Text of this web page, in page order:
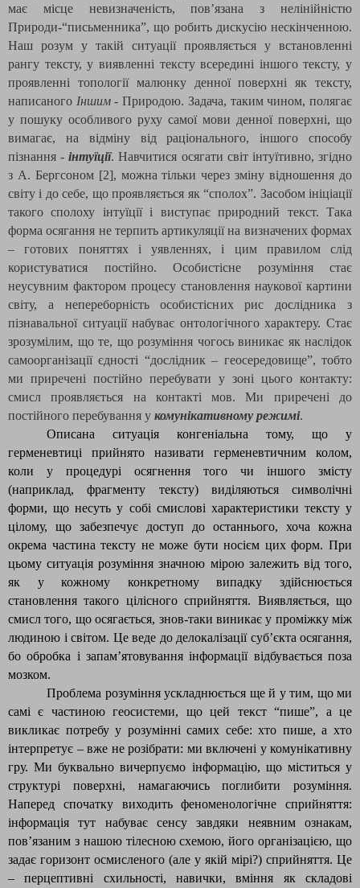
має місце невизначеність, пов’язана з нелінійністю
Природи-“письменника”, що робить дискусію нескінченною.
Наш розум у такій ситуації проявляється у встановленні
рангу тексту, у виявленні тексту всередині іншого тексту, у
проявленні топології малюнку денної поверхні як тексту,
написаного Іншим- Природою. Задача, таким чином, полягає
у пошуку особливого руху самої мови денної поверхні, що
вимагає, на відміну від раціонального, іншого способу
пізнання -інтуїції. Навчитися осягати світ інтуїтивно, згідно
з А. Бергсоном [2], можна тільки через зміну відношення до
світу і до себе, що проявляється як “сполох”. Засобом ініціації
такого сполоху інтуїції і виступає природний текст. Така
форма осягання не терпить артикуляції на визначених формах
– готових поняттях і уявленнях, і цим правилом слід
користуватися постійно. Особистісне розуміння стає
неусувним фактором процесу становлення наукової картини
світу, а непереборність особистісних рис дослідника з
пізнавальної ситуації набуває онтологічного характеру. Стає
зрозумілим, що те, що розуміння чогось виникає як наслідок
самоорганізації єдності “дослідник – геосередовище”, тобто
ми приречені постійно перебувати у зоні цього контакту:
смисл проявляється на контакті мов. Ми приречені до
постійного перебування у комунікативному режимі.
Описана ситуація конгеніальна тому, що у
герменевтиці прийнято називати герменевтичним колом,
коли у процедурі осягнення того чи іншого змісту
(наприклад, фрагменту тексту) виділяються символічні
форми, що несуть у собі смислові характеристики тексту у
цілому, що забезпечує доступ до останнього, хоча кожна
окрема частина тексту не може бути носієм цих форм. При
цьому ситуація розуміння значною мірою залежить від того,
як у кожному конкретному випадку здійснюється
становлення такого цілісного сприйняття. Виявляється, що
смисл того, що осягається, знов-таки виникає у проміжку між
людиною і світом. Це веде до делокалізації суб’єкта осягання,
бо обробка і запам’ятовування інформації відбувається поза
мозком.
Проблема розуміння ускладнюється ще й у тим, що ми
самі є частиною геосистеми, що цей текст “пише”, а це
викликає потребу у розумінні самих себе: хто пише, а хто
інтерпретує – вже не розібрати: ми включені у комунікативну
гру. Ми буквально вичерпуємо інформацію, що міститься у
структурі поверхні, намагаючись поглибити розуміння.
Наперед спочатку виходить феноменологічне сприйняття:
інформація тут набуває сенсу завдяки неявним ознакам,
пов’язаним з нашою тілесною схемою, його організацією, що
задає горизонт осмисленого (але у якій мірі?) сприйняття. Це
– перцептивні схильності, навички, вміння як складові